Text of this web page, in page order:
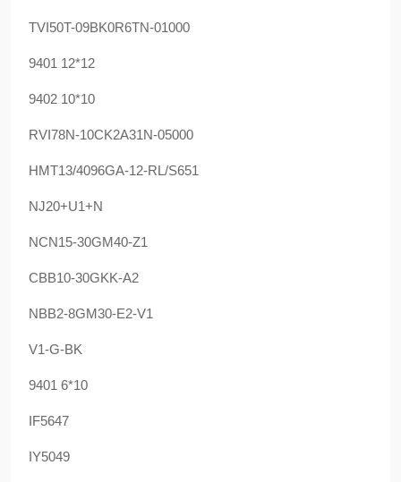
TVI50T-09BK0R6TN-01000
9401 12*12
9402 10*10
RVI78N-10CK2A31N-05000
HMT13/4096GA-12-RL/S651
NJ20+U1+N
NCN15-30GM40-Z1
CBB10-30GKK-A2
NBB2-8GM30-E2-V1
V1-G-BK
9401 6*10
IF5647
IY5049